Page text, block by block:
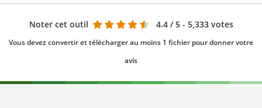
Noter cet outil 4.4 / 5 - 5,333 votes
Vous devez convertir et télécharger au moins 1 fichier pour donner votre
avis